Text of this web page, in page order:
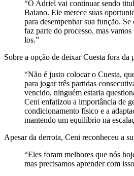
“O Adriel vai continuar sendo
Baiano. Ele merece suas
para desempenhar sua função. Se
faz parte do processo, mas
los.”
Sobre a opção de deixar Cuesta fora
“Não é justo colocar o Cuesta,
para jogar três partidas
vencido, ninguém estaria
Ceni enfatizou a importância de
condicionamento físico e a
mantendo um equilíbrio na
Apesar da derrota, Ceni reconheceu a
“Eles foram melhores que nós
mas precisamos aprender com